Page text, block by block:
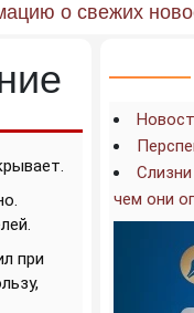
о свежих
при
чем они